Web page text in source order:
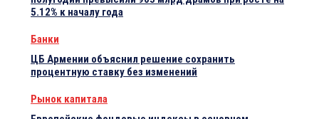
5.12% к началу года
Банки
ЦБ Армении объяснил решение сохранить
процентную ставку без изменений
Рынок капитала